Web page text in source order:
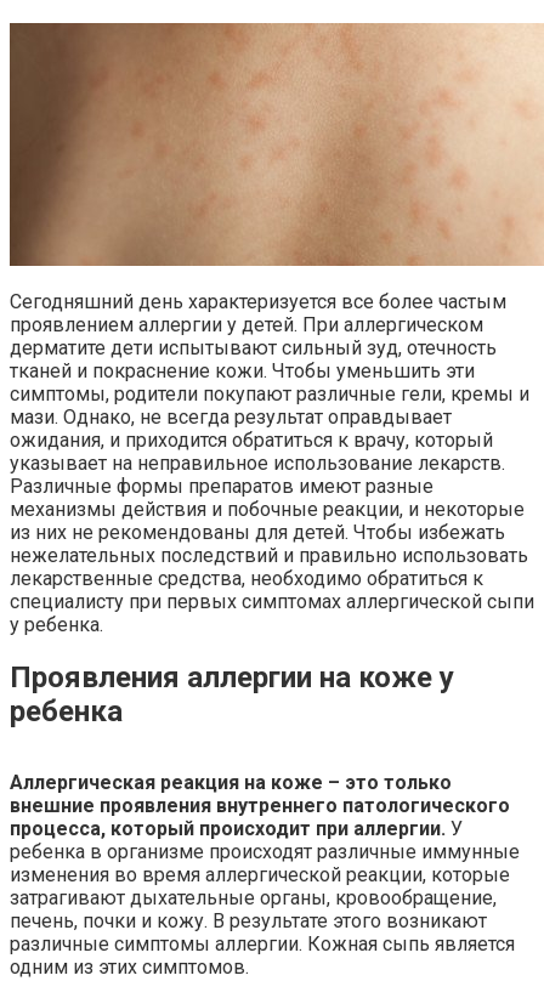
Сегодняшний день характеризуется все более частым
проявлением аллергии у детей. При аллергическом
дерматите дети испытывают сильный зуд, отечность
тканей и покраснение кожи. Чтобы уменьшить эти
симптомы, родители покупают различные гели, кремы и
мази. Однако, не всегда результат оправдывает
ожидания, и приходится обратиться к врачу, который
указывает на неправильное использование лекарств.
Различные формы препаратов имеют разные
механизмы действия и побочные реакции, и некоторые
из них не рекомендованы для детей. Чтобы избежать
нежелательных последствий и правильно использовать
лекарственные средства, необходимо обратиться к
специалисту при первых симптомах аллергической сыпи
у ребенка.
Проявления аллергии на коже у
ребенка
Аллергическая реакция на коже – это только
внешние проявления внутреннего патологического
процесса, который происходит при аллергии. У
ребенка в организме происходят различные иммунные
изменения во время аллергической реакции, которые
затрагивают дыхательные органы, кровообращение,
печень, почки и кожу. В результате этого возникают
различные симптомы аллергии. Кожная сыпь является
одним из этих симптомов.